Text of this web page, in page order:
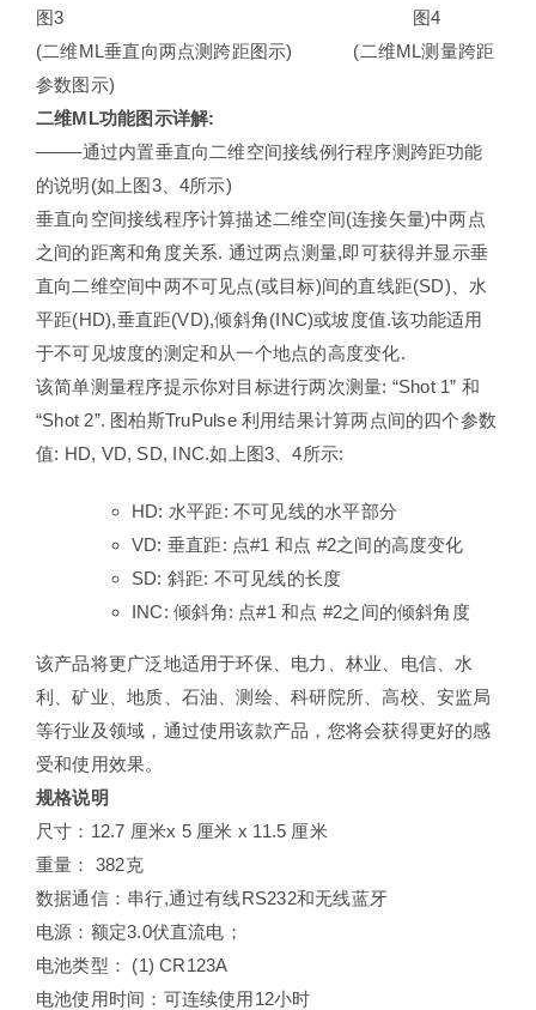
图3 图4
(二维ML垂直向两点测跨距图示) (二维ML测量跨距
参数图示)
二维ML功能图示详解:
——–通过内置垂直向二维空间接线例行程序测跨距功能
的说明(如上图3、4所示)
垂直向空间接线程序计算描述二维空间(连接矢量)中两点
之间的距离和角度关系. 通过两点测量,即可获得并显示垂
直向二维空间中两不可见点(或目标)间的直线距(SD)、水
平距(HD),垂直距(VD),倾斜角(INC)或坡度值.该功能适用
于不可见坡度的测定和从一个地点的高度变化.
该简单测量程序提示你对目标进行两次测量: “Shot 1” 和
“Shot 2”. 图柏斯TruPulse 利用结果计算两点间的四个参数
值: HD, VD, SD, INC.如上图3、4所示:
HD: 水平距: 不可见线的水平部分
VD: 垂直距: 点#1 和点 #2之间的高度变化
SD: 斜距: 不可见线的长度
INC: 倾斜角: 点#1 和点 #2之间的倾斜角度
该产品将更广泛地适用于环保、电力、林业、电信、水
利、矿业、地质、石油、测绘、科研院所、高校、安监局
等行业及领域，通过使用该款产品，您将会获得更好的感
受和使用效果。
规格说明
尺寸：12.7 厘米x 5 厘米 x 11.5 厘米
重量： 382克
数据通信：串行,通过有线RS232和无线蓝牙
电源：额定3.0伏直流电；
电池类型： (1) CR123A
电池使用时间：可连续使用12小时